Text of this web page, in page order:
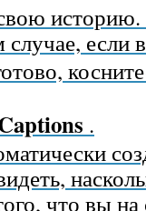
если
.
что вы